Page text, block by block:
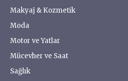
Makyaj & Kozmetik
Moda
Motor ve Yatlar
Mücevher ve Saat
Sağlık